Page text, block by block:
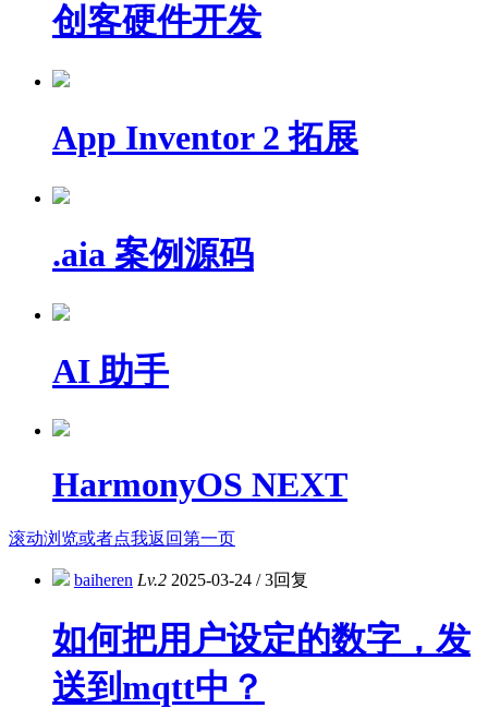
创客硬件开发
App Inventor 2 拓展
.aia 案例源码
AI 助手
HarmonyOS NEXT
滚动浏览或者点我返回第一页
baiheren Lv.2 2025-03-24 /3回复
如何把用户设定的数字，发
送到mqtt中？